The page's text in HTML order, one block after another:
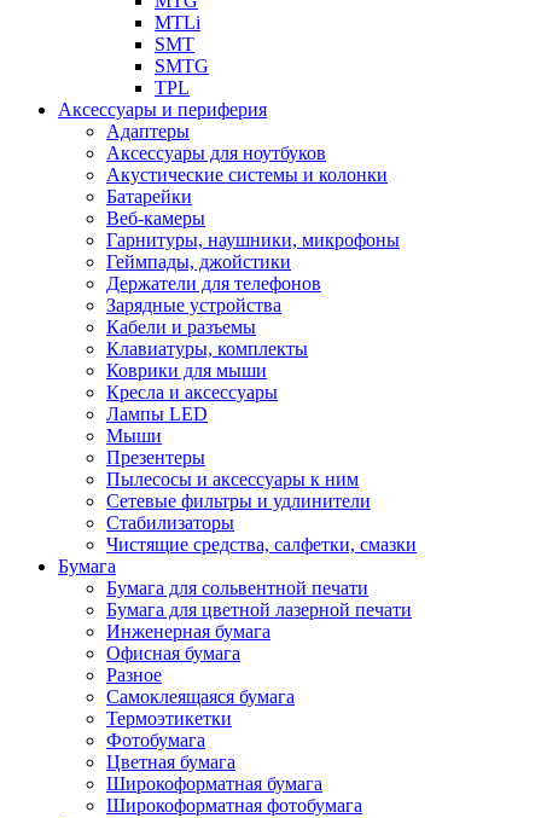
MTLi
SMT
SMTG
TPL
Аксессуары и периферия
Адаптеры
Аксессуары для ноутбуков
Акустические системы и колонки
Батарейки
Веб-камеры
Гарнитуры, наушники, микрофоны
Геймпады, джойстики
Держатели для телефонов
Зарядные устройства
Кабели и разъемы
Клавиатуры, комплекты
Коврики для мыши
Кресла и аксессуары
Лампы LED
Мыши
Презентеры
Пылесосы и аксессуары к ним
Сетевые фильтры и удлинители
Стабилизаторы
Чистящие средства, салфетки, смазки
Бумага
Бумага для сольвентной печати
Бумага для цветной лазерной печати
Инженерная бумага
Офисная бумага
Разное
Самоклеящаяся бумага
Термоэтикетки
Фотобумага
Цветная бумага
Широкоформатная бумага
Широкоформатная фотобумага